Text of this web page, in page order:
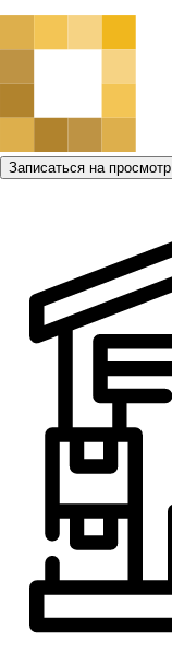
Записаться на просмотр